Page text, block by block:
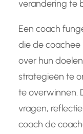
verandering te
Een coach
die de
over hun
strategieën te
te overwinnen.
vragen,
coach de